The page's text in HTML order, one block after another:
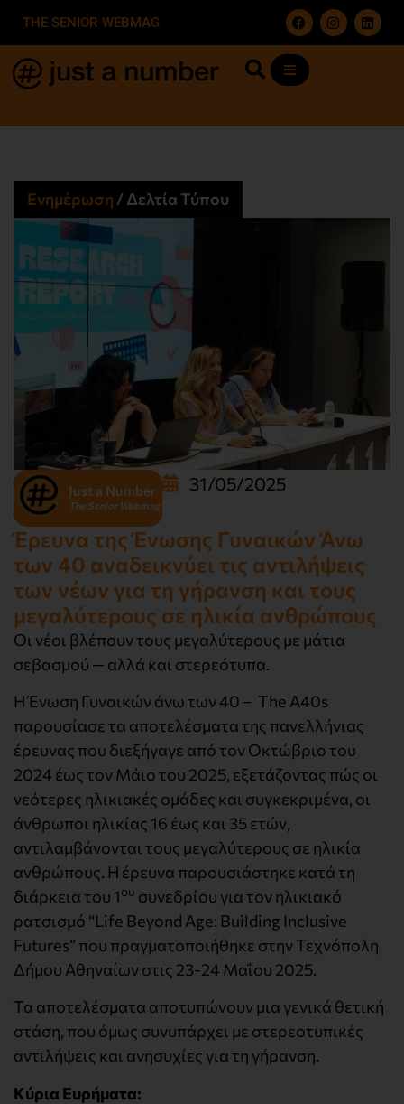
THE SENIOR WEBMAG
Ενημέρωση /Δελτία Τύπου
Just a Number
The Senior Webmag
31/05/2025
Έρευνα της Ένωσης Γυναικών Άνω
των 40 αναδεικνύει τις αντιλήψεις
των νέων για τη γήρανση και τους
μεγαλύτερους σε ηλικία ανθρώπους
Οι νέοι βλέπουν τους μεγαλύτερους με μάτια
σεβασμού — αλλά και στερεότυπα.
Η Ένωση Γυναικών άνω των 40 – The A40s
παρουσίασε τα αποτελέσματα της πανελλήνιας
έρευνας που διεξήγαγε από τον Οκτώβριο του
2024 έως τον Μάιο του 2025, εξετάζοντας πώς οι
νεότερες ηλικιακές ομάδες και συγκεκριμένα, οι
άνθρωποι ηλικίας 16 έως και 35 ετών,
αντιλαμβάνονται τους μεγαλύτερους σε ηλικία
ανθρώπους. Η έρευνα παρουσιάστηκε κατά τη
διάρκεια του 1ου συνεδρίου για τον ηλικιακό
ρατσισμό “Life Beyond Age: Building Inclusive
Futures” που πραγματοποιήθηκε στην Τεχνόπολη
Δήμου Αθηναίων στις 23-24 Μαΐου 2025.
Τα αποτελέσματα αποτυπώνουν μια γενικά θετική
στάση, που όμως συνυπάρχει με στερεοτυπικές
αντιλήψεις και ανησυχίες για τη γήρανση.
Κύρια Ευρήματα: